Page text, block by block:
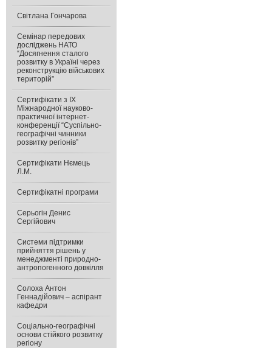
Світлана Гончарова
Семінар передових
досліджень НАТО
“Досягнення сталого
розвитку в Україні через
реконструкцію військових
територій”
Сертифікати з IX
Міжнародної науково-
практичної інтернет-
конференції “Суспільно-
географічні чинники
розвитку регіонів”
Сертифікати Нємець
Л.М.
Сертифікатні програми
Серьогін Денис
Сергійович
Системи підтримки
прийняття рішень у
менеджменті природно-
антропогенного довкілля
Солоха Антон
Геннадійович – аспірант
кафедри
Соціально-географічні
основи стійкого розвитку
регіону